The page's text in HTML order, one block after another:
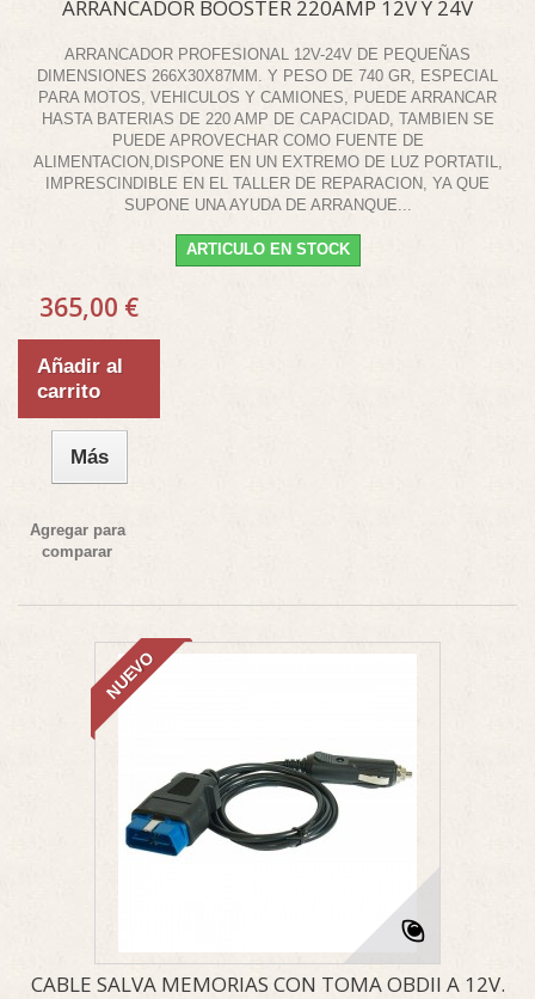
ARRANCADOR BOOSTER 220AMP 12V Y 24V
ARRANCADOR PROFESIONAL 12V-24V DE PEQUEÑAS
DIMENSIONES 266X30X87MM. Y PESO DE 740 GR, ESPECIAL
PARA MOTOS, VEHICULOS Y CAMIONES, PUEDE ARRANCAR
HASTA BATERIAS DE 220 AMP DE CAPACIDAD, TAMBIEN SE
PUEDE APROVECHAR COMO FUENTE DE
ALIMENTACION,DISPONE EN UN EXTREMO DE LUZ PORTATIL,
IMPRESCINDIBLE EN EL TALLER DE REPARACION, YA QUE
SUPONE UNA AYUDA DE ARRANQUE...
ARTICULO EN STOCK
365,00 €
Añadir al
carrito
Más
Agregar para
comparar
NUEVO
CABLE SALVA MEMORIAS CON TOMA OBDII A 12V.